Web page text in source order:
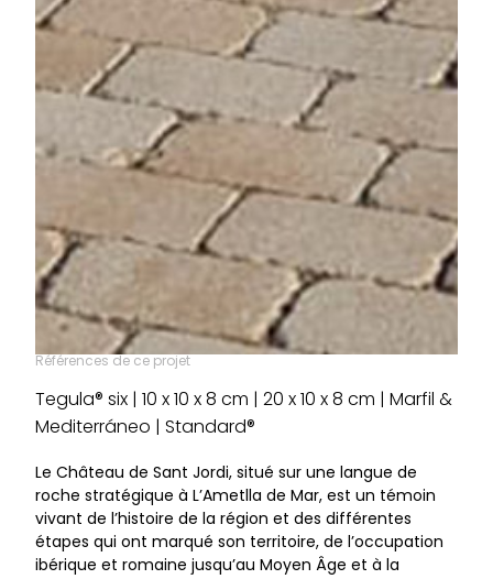
Références de ce projet
Tegula® six | 10 x 10 x 8 cm | 20 x 10 x 8 cm | Marfil &
Mediterráneo | Standard®
Le Château de Sant Jordi, situé sur une langue de
roche stratégique à L’Ametlla de Mar, est un témoin
vivant de l’histoire de la région et des différentes
étapes qui ont marqué son territoire, de l’occupation
ibérique et romaine jusqu’au Moyen Âge et à la